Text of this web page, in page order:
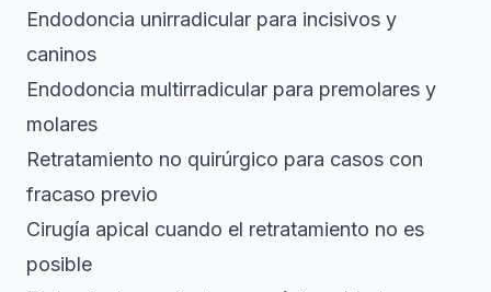
Endodoncia unirradicular para incisivos y
caninos
Endodoncia multirradicular para premolares y
molares
Retratamiento no quirúrgico para casos con
fracaso previo
Cirugía apical cuando el retratamiento no es
posible